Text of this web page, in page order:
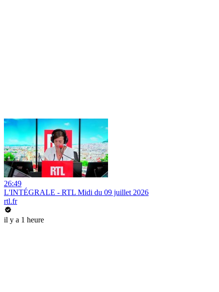
26:49
L'INTÉGRALE - RTL Midi du 09 juillet 2026
rtl.fr
il y a 1 heure